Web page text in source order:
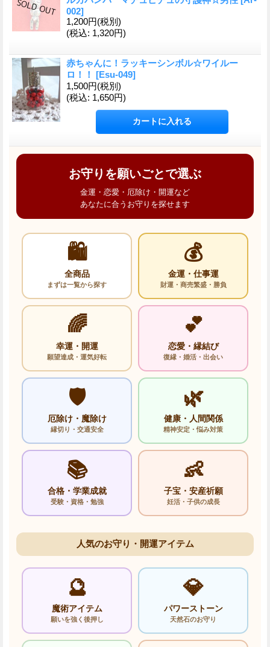
002]
1,200円(税別)
(税込: 1,320円)
赤ちゃんに！ラッキーシンボル☆ワイルー
ロ！！ [Esu-049]
1,500円(税別)
(税込: 1,650円)
お守りを願いごとで選ぶ
金運・恋愛・厄除け・開運など
あなたに合うお守りを探せます
🛍️
全商品
まずは一覧から探す
💰
金運・仕事運
財運・商売繁盛・勝負
🌈
幸運・開運
願望達成・運気好転
💕
恋愛・縁結び
復縁・婚活・出会い
🛡️
厄除け・魔除け
縁切り・交通安全
🌿
健康・人間関係
精神安定・悩み対策
📚
合格・学業成就
受験・資格・勉強
👶
子宝・安産祈願
妊活・子供の成長
人気のお守り・開運アイテム
🔮
魔術アイテム
願いを強く後押し
💎
パワーストーン
天然石のお守り